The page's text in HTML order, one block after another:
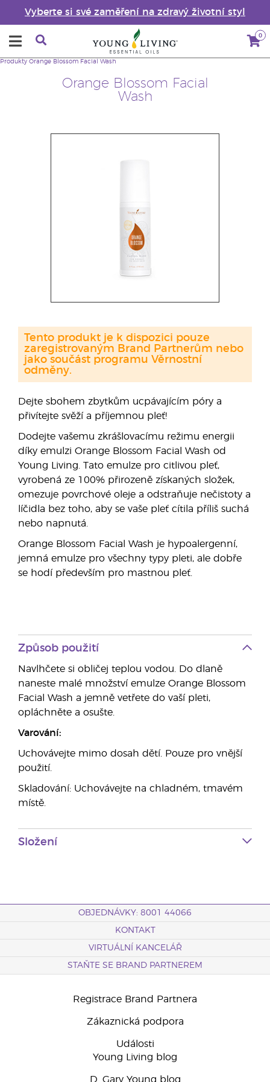
Vyberte si své zaměření na zdravý životní styl
0
Orange Blossom Facial
Wash
Produkty Orange Blossom Facial Wash
Dejte sbohem zbytkům ucpávajícím póry a
přivítejte svěží a příjemnou pleť!
Dodejte vašemu zkrášlovacímu režimu energii
díky emulzi Orange Blossom Facial Wash od
Young Living. Tato emulze pro citlivou pleť,
vyrobená ze 100% přirozeně získaných složek,
omezuje povrchové oleje a odstraňuje nečistoty a
líčidla bez toho, aby se vaše pleť cítila příliš suchá
nebo napnutá.
Orange Blossom Facial Wash je hypoalergenní,
jemná emulze pro všechny typy pleti, ale dobře
se hodí především pro mastnou pleť.
Tento produkt je k dispozici pouze
zaregistrovaným Brand Partnerům nebo
jako součást programu Věrnostní
odměny.
Způsob použití
Navlhčete si obličej teplou vodou. Do dlaně
naneste malé množství emulze Orange Blossom
Facial Wash a jemně vetřete do vaší pleti,
opláchněte a osušte.
Varování:
Uchovávejte mimo dosah dětí. Pouze pro vnější
použití.
Skladování: Uchovávejte na chladném, tmavém
místě.
Složení
OBJEDNÁVKY: 8001 44066
KONTAKT
VIRTUÁLNÍ KANCELÁŘ
STAŇTE SE BRAND PARTNEREM
Registrace Brand Partnera
Zákaznická podpora
Události
Young Living blog
D. Gary Young blog